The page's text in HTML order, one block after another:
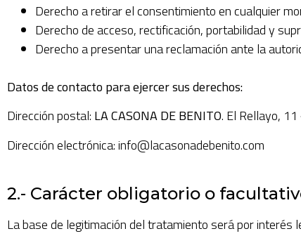
Derecho a retirar el consentimiento en cualquier
Derecho de acceso, rectificación, portabilidad y
Derecho a presentar una reclamación ante la
Datos de contacto para ejercer sus derechos:
Dirección postal: LA CASONA DE BENITO. El Rellayo, 11
Dirección electrónica: info@lacasonadebenito.com
2.- Carácter obligatorio o
La base de legitimación del tratamiento será por